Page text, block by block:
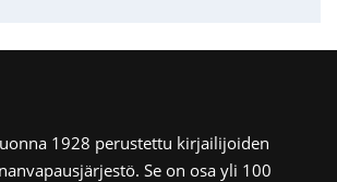
1928 perustettu kirjailijoiden
Se on osa yli 100